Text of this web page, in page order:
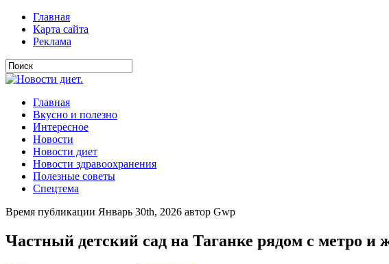
Главная
Карта сайта
Реклама
Главная
Вкусно и полезно
Интересное
Новости
Новости диет
Новости здравоохранения
Полезные советы
Спецтема
Время публикации Январь 30th, 2026 автор Gwp
Частный детский сад на Таганке рядом с метро